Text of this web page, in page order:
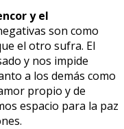
y el
son como
el otro sufra. El
y nos impide
a los demás como
propio y de
espacio para la paz